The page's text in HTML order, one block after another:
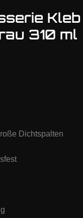
Kleb
310 ml
Dichtspalten